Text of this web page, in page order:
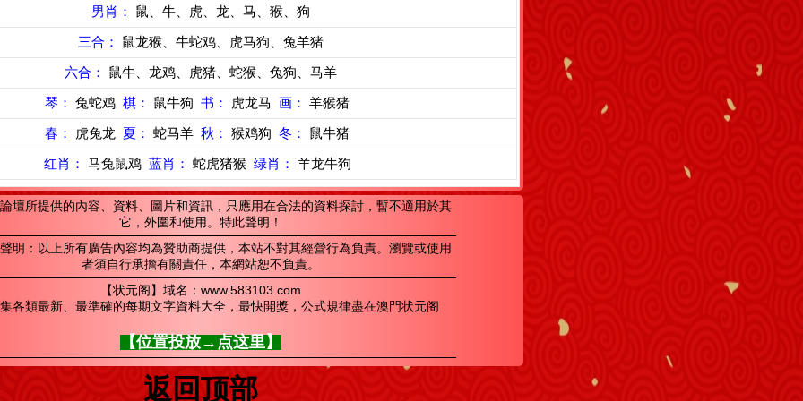
男肖： 鼠、牛、虎、龙、马、猴、狗
三合： 鼠龙猴、牛蛇鸡、虎马狗、兔羊猪
六合： 鼠牛、龙鸡、虎猪、蛇猴、兔狗、马羊
琴： 兔蛇鸡 棋： 鼠牛狗 书： 虎龙马 画： 羊猴猪
春： 虎兔龙 夏： 蛇马羊 秋： 猴鸡狗 冬： 鼠牛猪
红肖： 马兔鼠鸡 蓝肖： 蛇虎猪猴 绿肖： 羊龙牛狗
壇所提供的內容、資料、圖片和資訊，只應用在合法的資料探討，暫不適用於其
它，外圍和使用。特此聲明！
明：以上所有廣告內容均為贊助商提供，本站不對其經營行為負責。瀏覽或使用
者須自行承擔有關責任，本網站恕不負責。
【状元阁】域名：www.583103.com
各類最新、最準確的每期文字資料大全，最快開獎，公式規律盡在澳門状元阁
【位置投放→点这里】
返回顶部